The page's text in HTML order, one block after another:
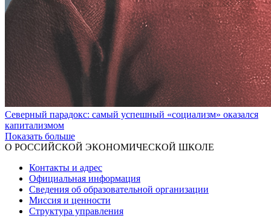
Северный парадокс: самый успешный «социализм» оказался
капитализмом
Показать больше
О РОССИЙСКОЙ ЭКОНОМИЧЕСКОЙ ШКОЛЕ
Контакты и адрес
Официальная информация
Сведения об образовательной организации
Миссия и ценности
Структура управления